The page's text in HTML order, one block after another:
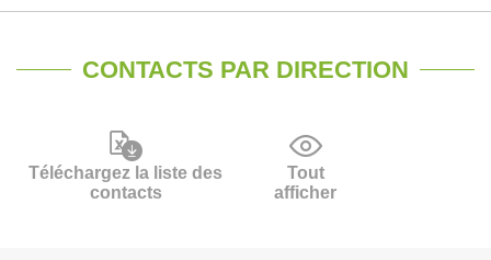
CONTACTS PAR DIRECTION
Téléchargez la liste des
contacts
Tout
afficher